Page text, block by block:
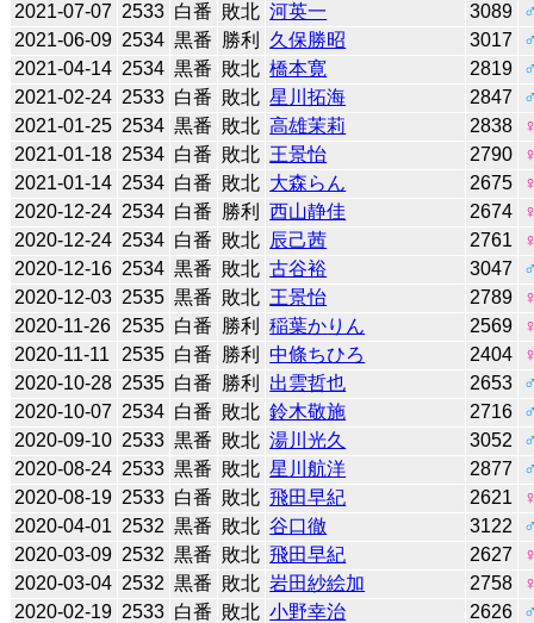
2021-07-07 2533 白番 敗北 河英一 3089
2021-06-09 2534 黒番 勝利 久保勝昭 3017
2021-04-14 2534 黒番 敗北 橋本寛 2819
2021-02-24 2533 白番 敗北 星川拓海 2847
2021-01-25 2534 黒番 敗北 高雄茉莉 2838
2021-01-18 2534 白番 敗北 王景怡 2790
2021-01-14 2534 白番 敗北 大森らん 2675
2020-12-24 2534 白番 勝利 西山静佳 2674
2020-12-24 2534 白番 敗北 辰己茜 2761
2020-12-16 2534 黒番 敗北 古谷裕 3047
2020-12-03 2535 黒番 敗北 王景怡 2789
2020-11-26 2535 白番 勝利 稲葉かりん 2569
2020-11-11
2535 白番 勝利 中條ちひろ 2404
2020-10-28 2535 白番 勝利 出雲哲也 2653
2020-10-07 2534 白番 敗北 鈴木敬施 2716
2020-09-10 2533 黒番 敗北 湯川光久 3052
2020-08-24 2533 黒番 敗北 星川航洋 2877
2020-08-19 2533 白番 敗北 飛田早紀 2621
2020-04-01 2532 黒番 敗北 谷口徹 3122
2020-03-09 2532 黒番 敗北 飛田早紀 2627
2020-03-04 2532 黒番 敗北 岩田紗絵加 2758
2020-02-19 2533 白番 敗北 小野幸治 2626